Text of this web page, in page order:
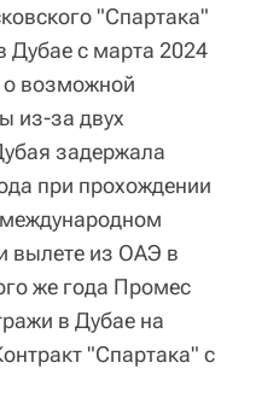
"Спартака"
Дубае с марта 2024
возможной
из-за двух
задержала
при прохождении
вылете из ОАЭ в
же года Промес
в Дубае на
"Спартака" с